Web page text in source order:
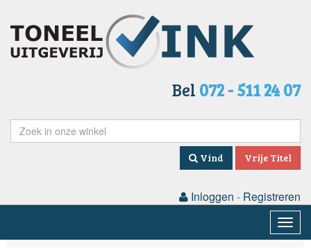
Bel 072 - 511 24 07
Vind Vrije Titel
Inloggen - Registreren